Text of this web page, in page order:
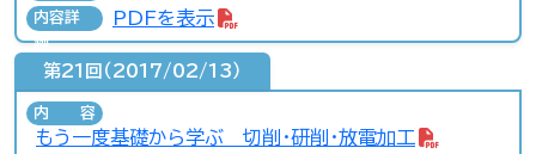
内容詳
細
PDFを表示
第21回（2017/02/13）
内容
もう一度基礎から学ぶ 切削・研削・放電加工